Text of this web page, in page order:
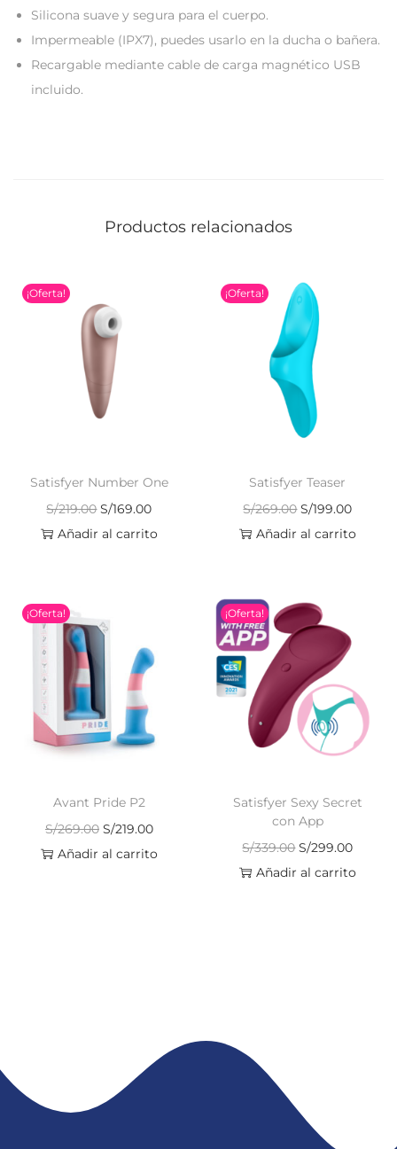
Silicona suave y segura para el cuerpo.
Impermeable (IPX7), puedes usarlo en la ducha o bañera.
Recargable mediante cable de carga magnético USB
incluido.
Productos relacionados
¡Oferta!
Satisfyer Number One
S/219.00 S/169.00
Añadir al carrito
¡Oferta!
Satisfyer Teaser
S/269.00 S/199.00
Añadir al carrito
¡Oferta!
Avant Pride P2
S/269.00 S/219.00
Añadir al carrito
¡Oferta!
Satisfyer Sexy Secret
con App
S/339.00 S/299.00
Añadir al carrito